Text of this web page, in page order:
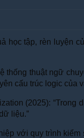
học tập, rèn luyện
thuật ngữ
cấu trúc logic của
(2025):
liệu.”
với quy trình